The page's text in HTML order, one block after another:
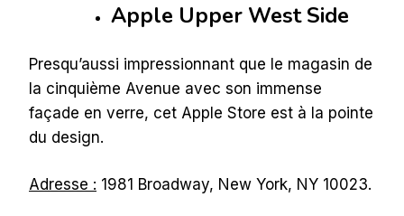
Apple Upper West Side
Presqu’aussi impressionnant que le magasin de
la cinquième Avenue avec son immense
façade en verre, cet Apple Store est à la pointe
du design.
Adresse : 1981 Broadway, New York, NY 10023.